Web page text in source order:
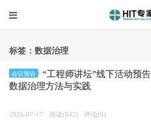
标签：数据治理
会议预告
“工程师讲坛”线下活动预
数据治理方法与实践
2026-07-17 阅读(842) 评论(0)